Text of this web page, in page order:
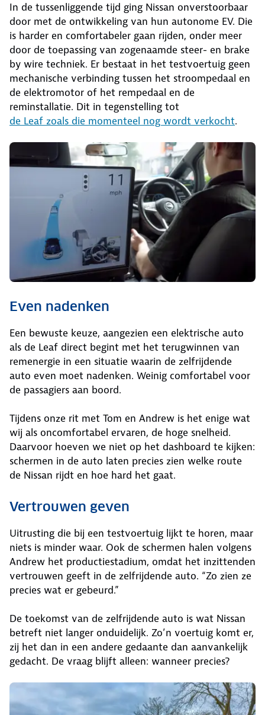
In de tussenliggende tijd ging Nissan onverstoorbaar
door met de ontwikkeling van hun autonome EV. Die
is harder en comfortabeler gaan rijden, onder meer
door de toepassing van zogenaamde steer- en brake
by wire techniek. Er bestaat in het testvoertuig geen
mechanische verbinding tussen het stroompedaal en
de elektromotor of het rempedaal en de
reminstallatie. Dit in tegenstelling tot
de Leaf zoals die momenteel nog wordt verkocht.
Even nadenken
Een bewuste keuze, aangezien een elektrische auto
als de Leaf direct begint met het terugwinnen van
remenergie in een situatie waarin de zelfrijdende
auto even moet nadenken. Weinig comfortabel voor
de passagiers aan boord.
Tijdens onze rit met Tom en Andrew is het enige wat
wij als oncomfortabel ervaren, de hoge snelheid.
Daarvoor hoeven we niet op het dashboard te kijken:
schermen in de auto laten precies zien welke route
de Nissan rijdt en hoe hard het gaat.
Vertrouwen geven
Uitrusting die bij een testvoertuig lijkt te horen, maar
niets is minder waar. Ook de schermen halen volgens
Andrew het productiestadium, omdat het inzittenden
vertrouwen geeft in de zelfrijdende auto. “Zo zien ze
precies wat er gebeurd.”
De toekomst van de zelfrijdende auto is wat Nissan
betreft niet langer onduidelijk. Zo’n voertuig komt er,
zij het dan in een andere gedaante dan aanvankelijk
gedacht. De vraag blijft alleen: wanneer precies?